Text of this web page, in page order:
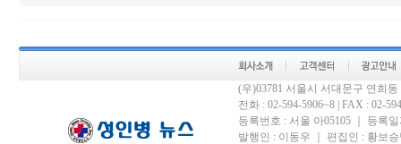
(우)03781 서울시 서대문구 연희
전화 : 02-594-5906~8 | FAX : 02-
등록번호 : 서울 아05105 ｜ 등록
발행인 : 이동우 ｜ 편집인 : 황보